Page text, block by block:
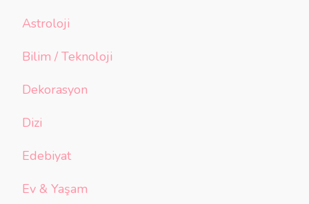
Astroloji
Bilim / Teknoloji
Dekorasyon
Dizi
Edebiyat
Ev & Yaşam